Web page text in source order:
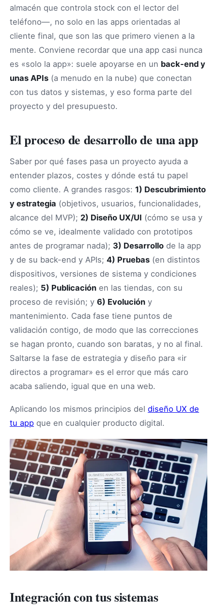
almacén que controla stock con el lector del
teléfono—, no solo en las apps orientadas al
cliente final, que son las que primero vienen a la
mente. Conviene recordar que una app casi nunca
es «solo la app»: suele apoyarse en un back-end y
unas APIs (a menudo en la nube) que conectan
con tus datos y sistemas, y eso forma parte del
proyecto y del presupuesto.
El proceso de desarrollo de una app
Saber por qué fases pasa un proyecto ayuda a
entender plazos, costes y dónde está tu papel
como cliente. A grandes rasgos: 1) Descubrimiento
y estrategia (objetivos, usuarios, funcionalidades,
alcance del MVP); 2) Diseño UX/UI (cómo se usa y
cómo se ve, idealmente validado con prototipos
antes de programar nada); 3) Desarrollo de la app
y de su back-end y APIs; 4) Pruebas (en distintos
dispositivos, versiones de sistema y condiciones
reales); 5) Publicación en las tiendas, con su
proceso de revisión; y 6) Evolución y
mantenimiento. Cada fase tiene puntos de
validación contigo, de modo que las correcciones
se hagan pronto, cuando son baratas, y no al final.
Saltarse la fase de estrategia y diseño para «ir
directos a programar» es el error que más caro
acaba saliendo, igual que en una web.
Aplicando los mismos principios del diseño UX de
tu app que en cualquier producto digital.
Integración con tus sistemas